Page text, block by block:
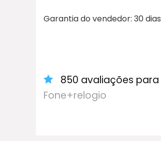
Garantia do vendedor: 30 dias
850 avaliações para
Fone+relogio